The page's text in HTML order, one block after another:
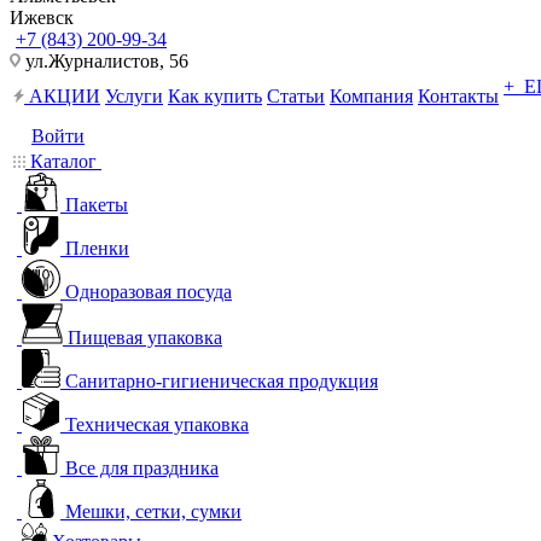
Ижевск
+7 (843) 200-99-34
ул.Журналистов, 56
АКЦИИ Услуги Как купить Статьи Компания Контакты +
Войти
Каталог
Пакеты
Пленки
Одноразовая посуда
Пищевая упаковка
Санитарно-гигиеническая продукция
Техническая упаковка
Все для праздника
Мешки, сетки, сумки